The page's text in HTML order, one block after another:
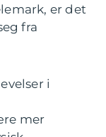
er det
fra
i
mer